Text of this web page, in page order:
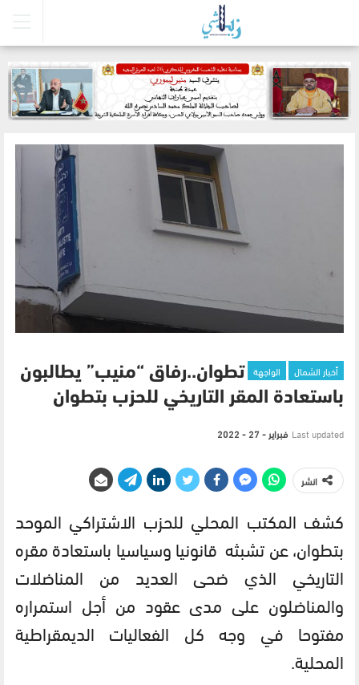
أخبار الشمال الواجهة تطوان..رفاق “منيب” يطالبون
باستعادة المقر التاريخي للحزب بتطوان
Last updated فبراير - 27 - 2022
انشر
كشف المكتب المحلي للحزب الاشتراكي الموحد
بتطوان، عن تشبثه قانونيا وسياسيا باستعادة مقره
التاريخي الذي ضحى العديد من المناضلات
والمناضلون على مدى عقود من أجل استمراره
مفتوحا في وجه كل الفعاليات الديمقراطية
المحلية.